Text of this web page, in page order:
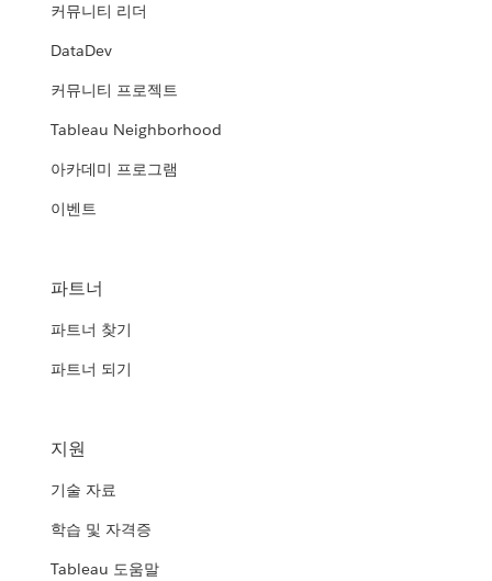
커뮤니티 리더
DataDev
커뮤니티 프로젝트
Tableau Neighborhood
아카데미 프로그램
이벤트
파트너
파트너 찾기
파트너 되기
지원
기술 자료
학습 및 자격증
Tableau 도움말